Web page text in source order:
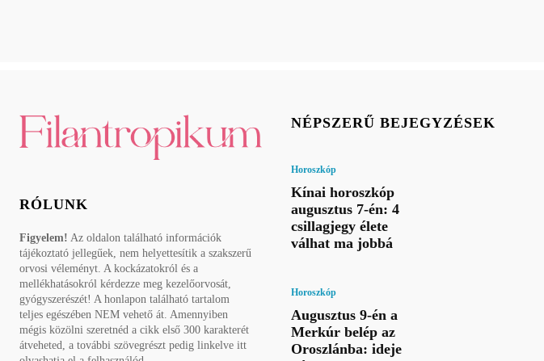
RÓLUNK
Figyelem! Az oldalon található információk
tájékoztató jellegűek, nem helyettesítik a szakszerű
orvosi véleményt. A kockázatokról és a
mellékhatásokról kérdezze meg kezelőorvosát,
gyógyszerészét! A honlapon található tartalom
teljes egészében NEM vehető át. Amennyiben
mégis közölni szeretnéd a cikk első 300 karakterét
átveheted, a további szövegrészt pedig linkelve itt
NÉPSZERŰ BEJEGYZÉSEK
Horoszkóp
Kínai horoszkóp
augusztus 7-én: 4
csillagjegy élete
válhat ma jobbá
Horoszkóp
Augusztus 9-én a
Merkúr belép az
Oroszlánba: ideje